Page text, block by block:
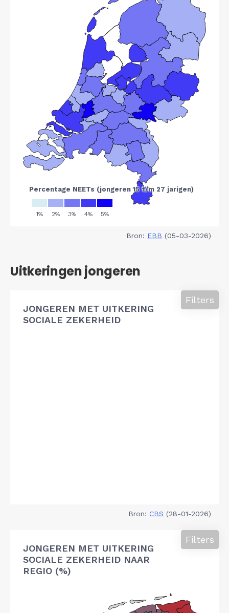
Bron: EBB (05-03-2026)
Uitkeringen jongeren
JONGEREN MET UITKERING
SOCIALE ZEKERHEID
Filters
Bron: CBS (28-01-2026)
JONGEREN MET UITKERING
SOCIALE ZEKERHEID NAAR
REGIO (%)
Filters